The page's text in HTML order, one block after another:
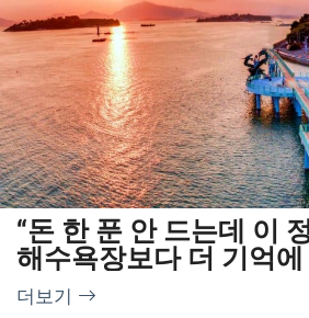
“돈 한 푼 안 드는데 이
해수욕장보다 더 기억
로 명소
더보기